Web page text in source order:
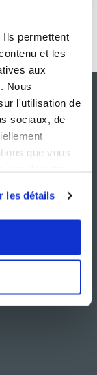
permettent
et les
aux
Nous
l'utilisation de
sociaux, de
que vous
les détails